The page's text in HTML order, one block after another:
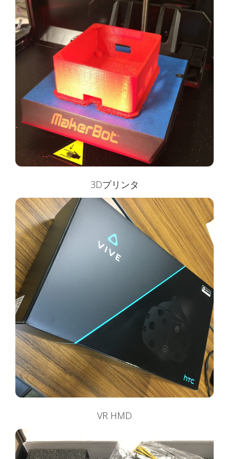
3Dプリンタ
VR HMD